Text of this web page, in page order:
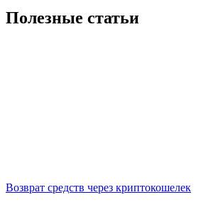
Полезные статьи
Возврат средств через криптокошелек